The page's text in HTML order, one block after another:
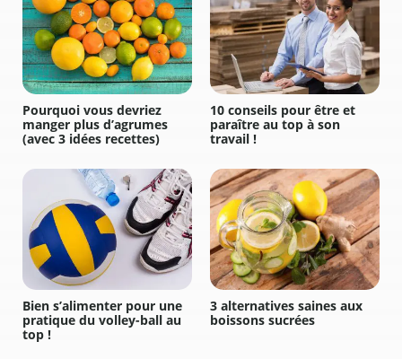
Pourquoi vous devriez
manger plus d’agrumes
(avec 3 idées recettes)
10 conseils pour être et
paraître au top à son
travail !
Bien s’alimenter pour une
pratique du volley-ball au
top !
3 alternatives saines aux
boissons sucrées